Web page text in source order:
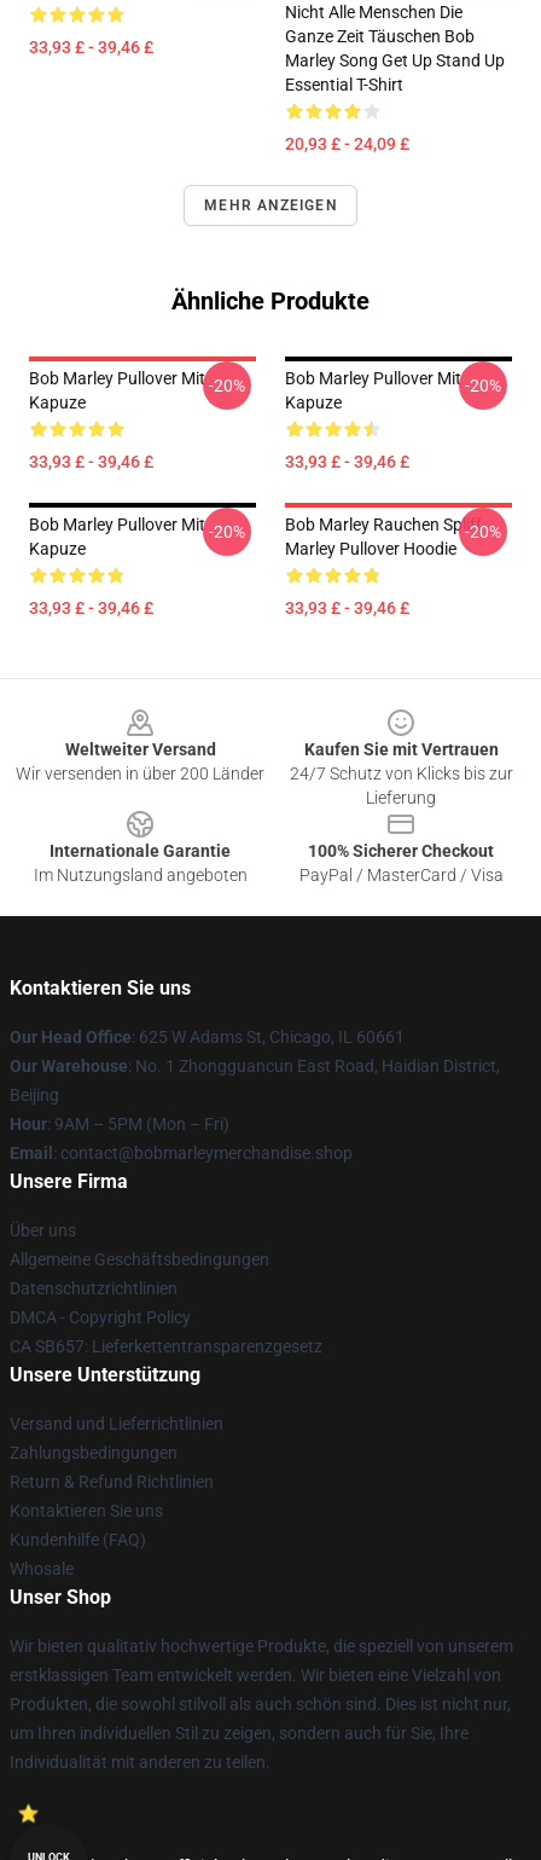
33,93 £ - 39,46 £
Nicht Alle Menschen Die
Ganze Zeit Täuschen Bob
Marley Song Get Up Stand Up
Essential T-Shirt
20,93 £ - 24,09 £
MEHR ANZEIGEN
Ähnliche Produkte
Bob Marley Pullover Mit
Kapuze
33,93 £ - 39,46 £
-20%
Bob Marley Pullover Mit
Kapuze
33,93 £ - 39,46 £
-20%
Bob Marley Pullover Mit
Kapuze
33,93 £ - 39,46 £
-20%
Bob Marley Rauchen Spliff
Marley Pullover Hoodie
33,93 £ - 39,46 £
-20%
Weltweiter Versand
Wir versenden in über 200 Länder
Kaufen Sie mit Vertrauen
24/7 Schutz von Klicks bis zur
Lieferung
Internationale Garantie
Im Nutzungsland angeboten
100% Sicherer Checkout
PayPal / MasterCard / Visa
Kontaktieren Sie uns
Our Head Office: 625 W Adams St, Chicago, IL 60661
Our Warehouse: No. 1 Zhongguancun East Road, Haidian District,
Beijing
Hour: 9AM – 5PM (Mon – Fri)
Email : contact@bobmarleymerchandise.shop
Unsere Firma
Über uns
Allgemeine Geschäftsbedingungen
Datenschutzrichtlinien
DMCA - Copyright Policy
CA SB657: Lieferkettentransparenzgesetz
Unsere Unterstützung
Versand und Lieferrichtlinien
Zahlungsbedingungen
Return & Refund Richtlinien
Kontaktieren Sie uns
Kundenhilfe (FAQ)
Whosale
Unser Shop
Wir bieten qualitativ hochwertige Produkte, die speziell von unserem
erstklassigen Team entwickelt werden. Wir bieten eine Vielzahl von
Produkten, die sowohl stilvoll als auch schön sind. Dies ist nicht nur,
um Ihren individuellen Stil zu zeigen, sondern auch für Sie, Ihre
Individualität mit anderen zu teilen.
UNLOCK